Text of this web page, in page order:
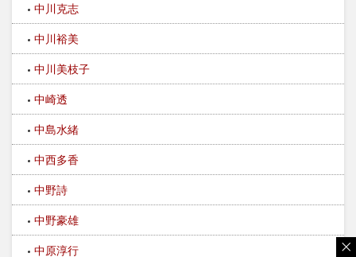
中川克志
中川裕美
中川美枝子
中崎透
中島水緒
中西多香
中野詩
中野豪雄
中原淳行